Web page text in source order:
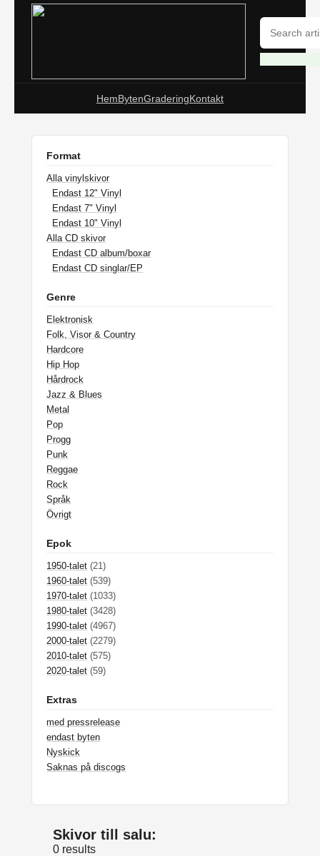
HemBytenGraderingKontakt
Format
Alla vinylskivor
Endast 12" Vinyl
Endast 7" Vinyl
Endast 10" Vinyl
Alla CD skivor
Endast CD album/boxar
Endast CD singlar/EP
Genre
Elektronisk
Folk, Visor & Country
Hardcore
Hip Hop
Hårdrock
Jazz & Blues
Metal
Pop
Progg
Punk
Reggae
Rock
Språk
Övrigt
Epok
1950-talet (21)
1960-talet (539)
1970-talet (1033)
1980-talet (3428)
1990-talet (4967)
2000-talet (2279)
2010-talet (575)
2020-talet (59)
Extras
med pressrelease
endast byten
Nyskick
Saknas på discogs
Skivor till salu:
0 results